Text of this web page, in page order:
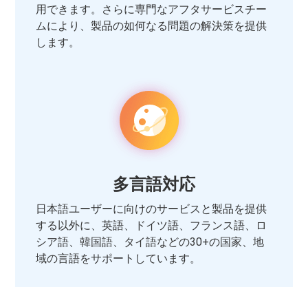
用できます。さらに専門なアフタサービスチー
ムにより、製品の如何なる問題の解決策を提供
します。
多言語対応
日本語ユーザーに向けのサービスと製品を提供
する以外に、英語、ドイツ語、フランス語、ロ
シア語、韓国語、タイ語などの30+の国家、地
域の言語をサポートしています。